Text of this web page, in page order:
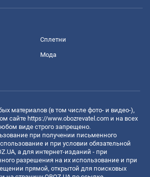
Сплетни
Мода
материалов (в том числе фото- и видео-),
сайте https://www.obozrevatel.com и на всех
виде строго запрещено.
при получении письменного
и при условии обязательной
а для интернет-изданий - при
разрешения на их использование и при
прямой, открытой для поисковых